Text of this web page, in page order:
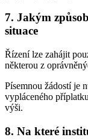
7. Jakým
situace
Řízení lze zahájit
některou z
Písemnou žádostí je
vypláceného
výši.
8. Na které